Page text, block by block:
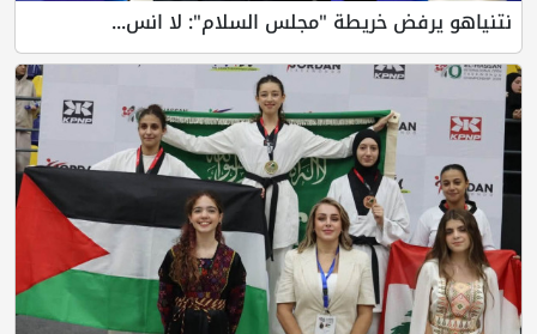
نتنياهو يرفض خريطة "مجلس السلام": لا انس...